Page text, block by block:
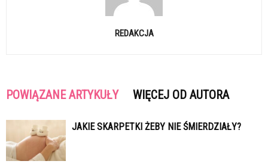
REDAKCJA
POWIĄZANE ARTYKUŁY WIĘCEJ OD AUTORA
JAKIE SKARPETKI ŻEBY NIE ŚMIERDZIAŁY?